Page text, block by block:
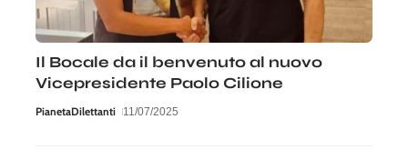
Il Bocale da il benvenuto al nuovo
Vicepresidente Paolo Cilione
PianetaDilettanti 11/07/2025